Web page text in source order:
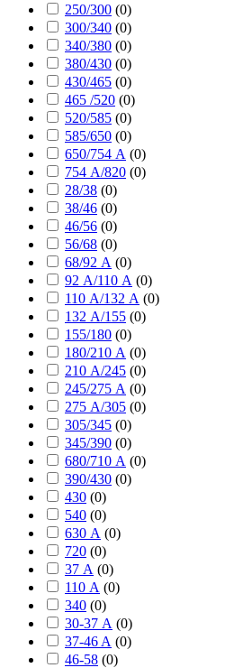
250/300 (0)
300/340 (0)
340/380 (0)
380/430 (0)
430/465 (0)
465 /520 (0)
520/585 (0)
585/650 (0)
650/754 А (0)
754 А/820 (0)
28/38 (0)
38/46 (0)
46/56 (0)
56/68 (0)
68/92 А (0)
92 А/110 А (0)
110 А/132 А (0)
132 А/155 (0)
155/180 (0)
180/210 А (0)
210 А/245 (0)
245/275 А (0)
275 А/305 (0)
305/345 (0)
345/390 (0)
680/710 А (0)
390/430 (0)
430 (0)
540 (0)
630 А (0)
720 (0)
37 А (0)
110 А (0)
340 (0)
30-37 А (0)
37-46 A (0)
46-58 (0)